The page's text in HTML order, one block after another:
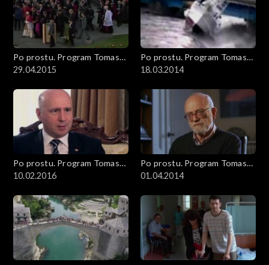
Po prostu. Program Tomasza
Sekielskiego
29.04.2015
Po prostu. Program Tomasza
Sekielskiego
18.03.2014
Po prostu. Program Tomasza
Sekielskiego
10.02.2016
Po prostu. Program Tomasza
Sekielskiego
01.04.2014